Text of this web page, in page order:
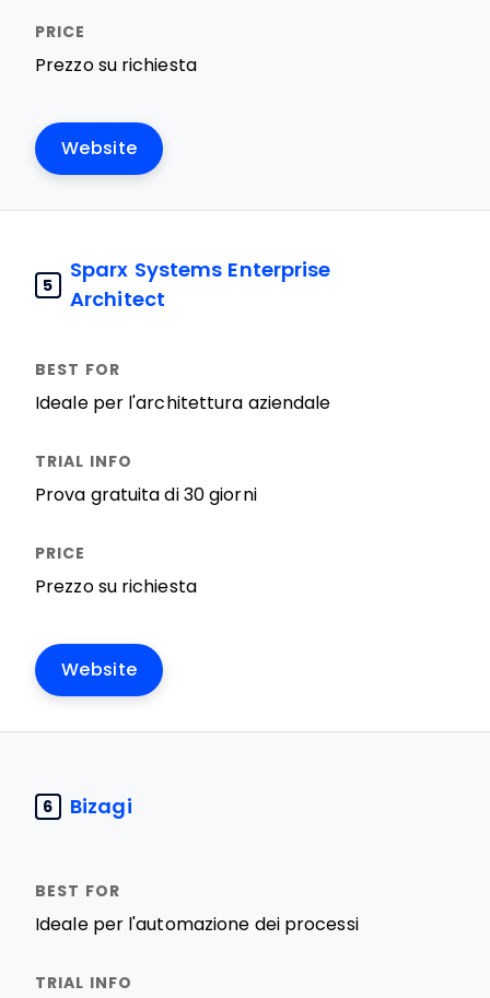
Prezzo su richiesta
Website
5
Sparx Systems Enterprise
Architect
Ideale per l'architettura aziendale
Prova gratuita di 30 giorni
Prezzo su richiesta
Website
6 Bizagi
Ideale per l'automazione dei processi